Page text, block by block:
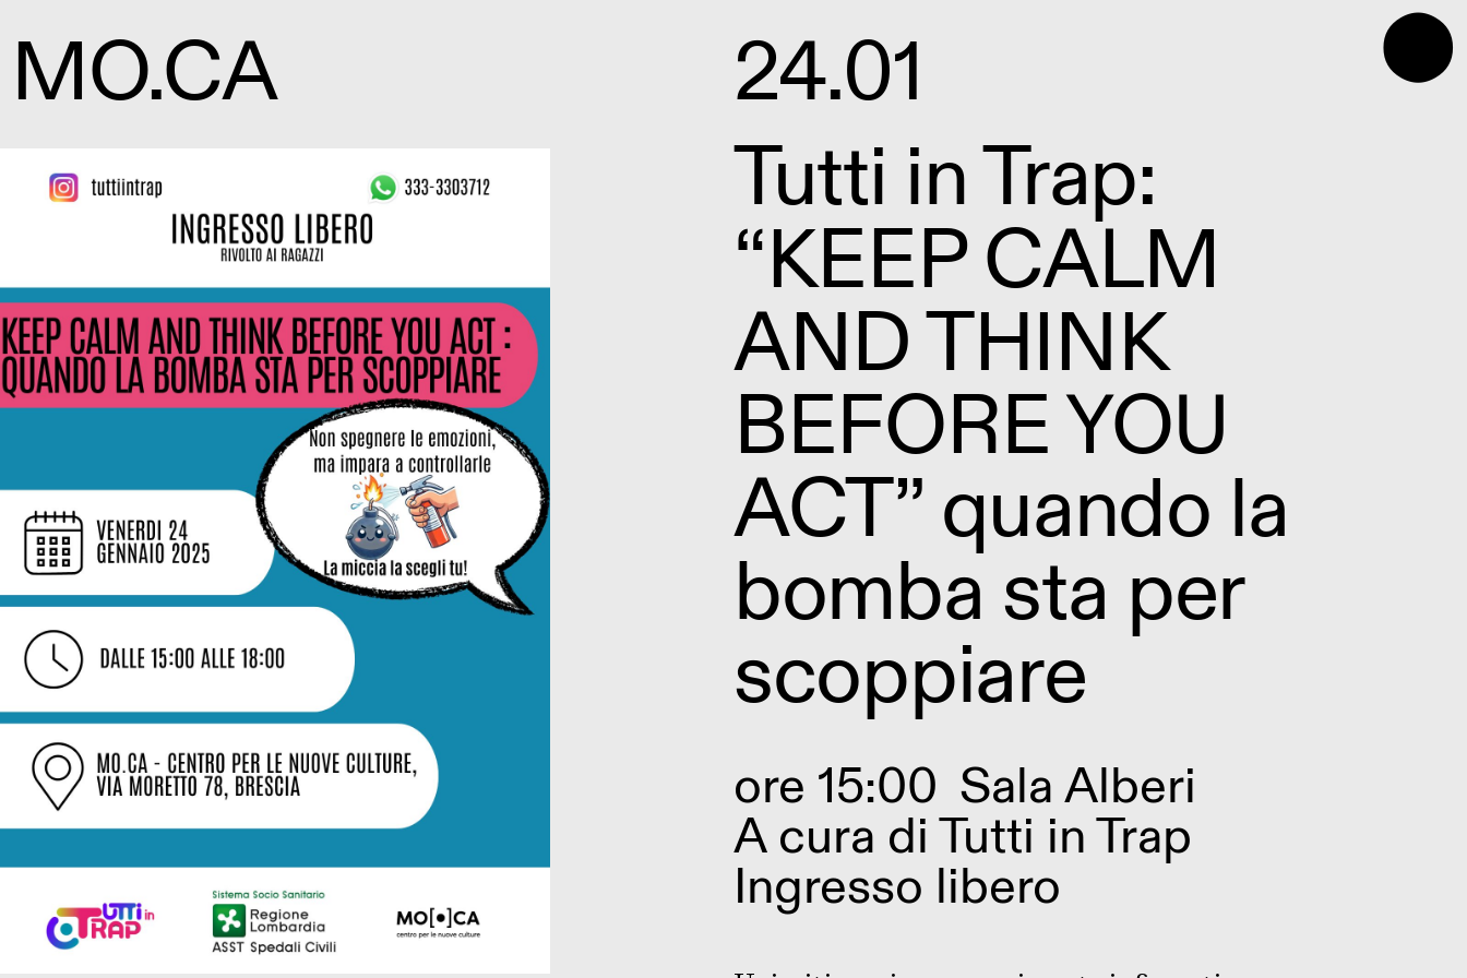
⬤
MO.CA
24.01
Tutti in Trap:
“KEEP CALM
AND THINK
BEFORE YOU
ACT” quando la
bomba sta per
scoppiare
ore 15:00 Sala Alberi
A cura diTutti in Trap
Ingresso libero